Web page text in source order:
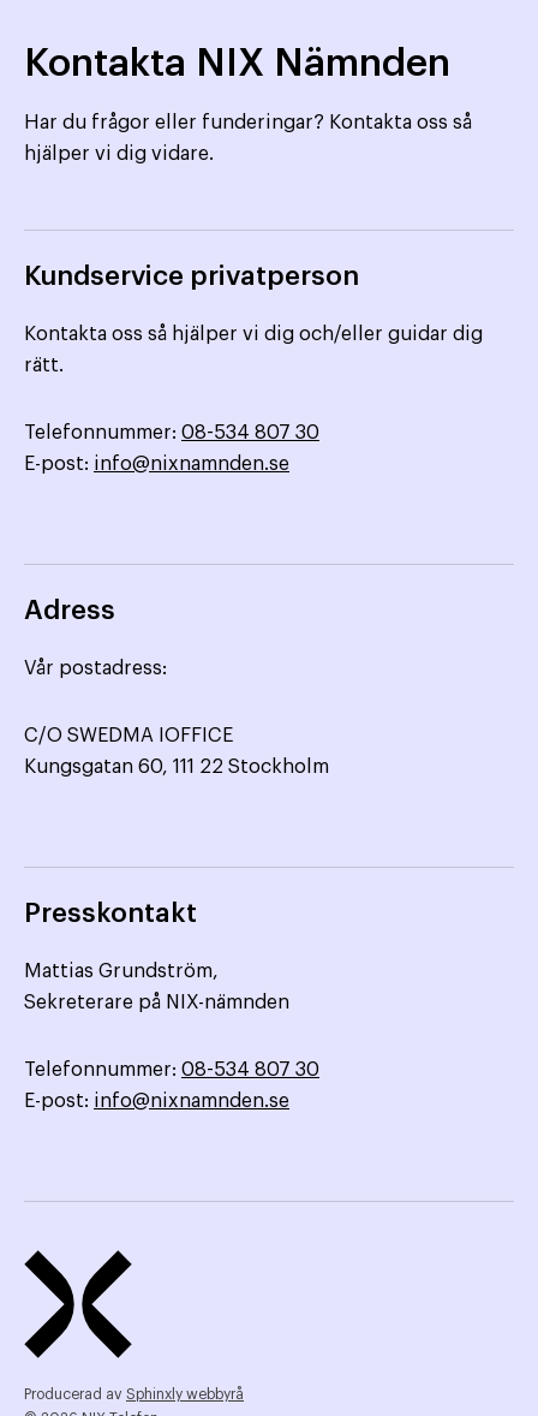
Kontakta NIX Nämnden
Har du frågor eller funderingar? Kontakta oss så
hjälper vi dig vidare.
Kundservice privatperson
Kontakta oss så hjälper vi dig och/eller guidar dig
rätt.
Telefonnummer: 08-534 807 30
E-post: info@nixnamnden.se
Adress
Vår postadress:
C/O SWEDMA IOFFICE
Kungsgatan 60, 111 22 Stockholm
Presskontakt
Mattias Grundström,
Sekreterare på NIX-nämnden
Telefonnummer: 08-534 807 30
E-post: info@nixnamnden.se
Producerad av Sphinxly webbyrå